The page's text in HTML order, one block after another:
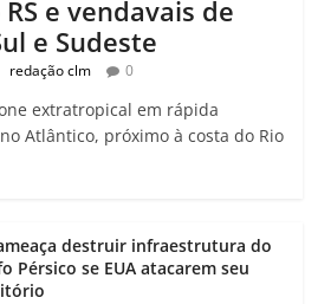
e vendavais de
e Sudeste
redação clm 0
extratropical em rápida
Atlântico, próximo à costa do Rio
destruir infraestrutura do
Pérsico se EUA atacarem seu